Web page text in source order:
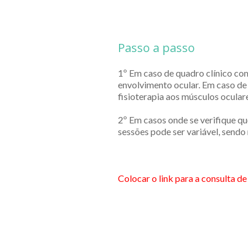
Passo a passo
1º Em caso de quadro clínico
envolvimento ocular. Em caso
fisioterapia aos músculos
2º Em casos onde se verifique
sessões pode ser variável,
Colocar o link para a consulta